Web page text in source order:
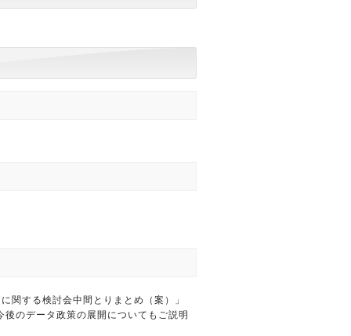
関する検討会中間とりまとめ（案）」
のデータ政策の展開についてもご説明